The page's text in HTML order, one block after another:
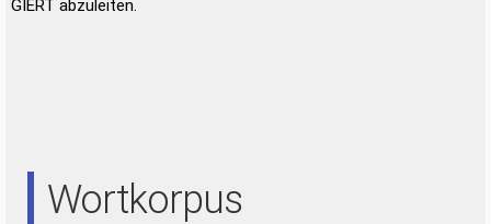
GIERT abzuleiten.
Wortkorpus